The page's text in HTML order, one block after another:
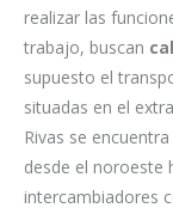
realizar las
trabajo, buscan
supuesto el
situadas en el
Rivas se encuentra
desde el noroeste
intercambiadores